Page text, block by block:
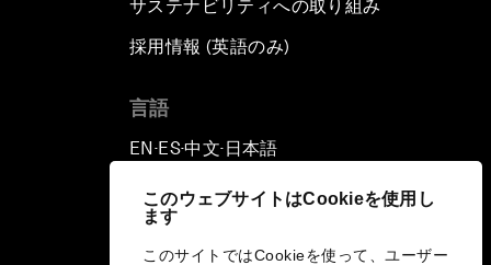
このウェブサイトはCookieを使用し
ます
このサイトではCookieを使って、ユーザー
サステナビリティへの取り組み
採用情報 (英語のみ)
言語
EN ▪ ES▪中文▪ 日本語